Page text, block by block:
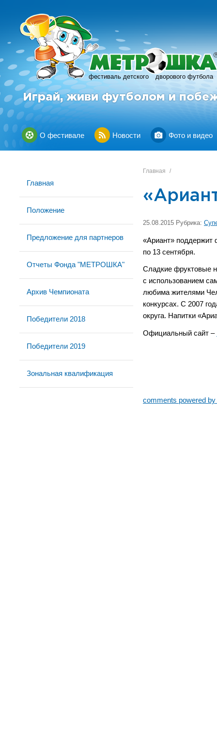
фестиваль детского дворового футбола
R
Играй, живи футболом и
О фестивале Новости Фото и видео
Главная
Положение
Предложение для партнеров
Отчеты Фонда "МЕТРОШКА"
Архив Чемпионата
Победители 2018
Победители 2019
Зональная квалификация
Главная /
25.08.2015 Рубрика:
«Ариант»
по 13 сентября.
Сладкие фруктовые
с использованием
любима жителями
конкурсах. С 2007
округа. Напитки
Официальный сайт –
comments powered